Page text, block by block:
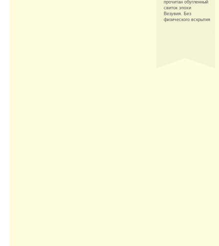
прочитан обугленный
свиток эпохи
Везувия. Без
физического вскрытия